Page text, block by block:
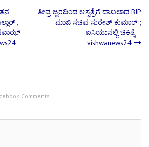
,
ತೀವ್ರ ಜ್ವರದಿಂದ ಆಸ್ಪತ್ರೆಗೆ ದಾಖಲಾದ BJP
ಮಾಜಿ ಸಚಿವ ಸುರೇಶ್ ಕುಮಾರ್ ;
ಐಸಿಯುನಲ್ಲಿ ಚಿಕಿತ್ಸೆ –
vishwanews24
Comments